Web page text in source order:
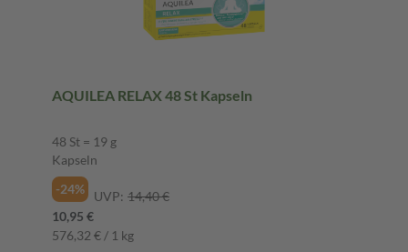
AQUILEA RELAX 48 St Kapseln
48 St = 19 g
Kapseln
-24%
UVP: 14,40 €
10,95 €
576,32 € / 1 kg